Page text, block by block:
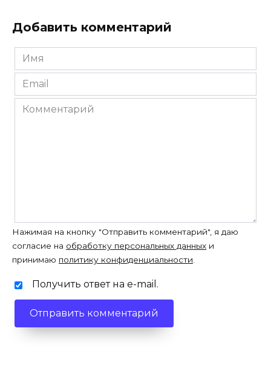
Добавить комментарий
Имя
*
Email
*
Комментарий
Нажимая на кнопку "Отправить комментарий", я даю
согласие на обработку персональных данных и
принимаю политику конфиденциальности.
Получить ответ на e-mail.